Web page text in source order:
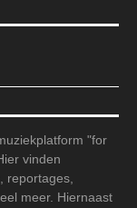
"for
vinden
reportages,
meer. Hiernaast